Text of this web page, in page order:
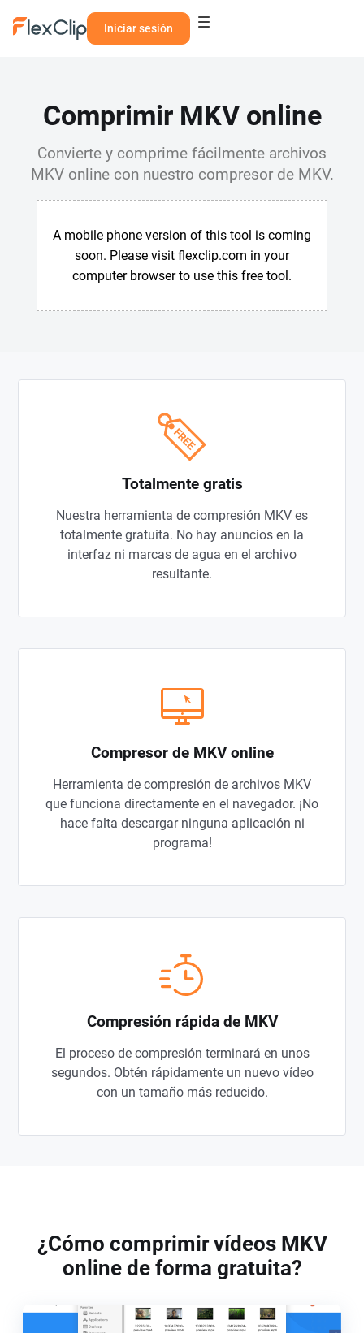
Iniciar sesión
Comprimir MKV online
Convierte y comprime fácilmente archivos
MKV online con nuestro compresor de MKV.
A mobile phone version of this tool is coming
soon. Please visit flexclip.com in your
computer browser to use this free tool.
Totalmente gratis
Nuestra herramienta de compresión MKV es
totalmente gratuita. No hay anuncios en la
interfaz ni marcas de agua en el archivo
resultante.
Compresor de MKV online
Herramienta de compresión de archivos MKV
que funciona directamente en el navegador. ¡No
hace falta descargar ninguna aplicación ni
programa!
Compresión rápida de MKV
El proceso de compresión terminará en unos
segundos. Obtén rápidamente un nuevo vídeo
con un tamaño más reducido.
¿Cómo comprimir vídeos MKV
online de forma gratuita?